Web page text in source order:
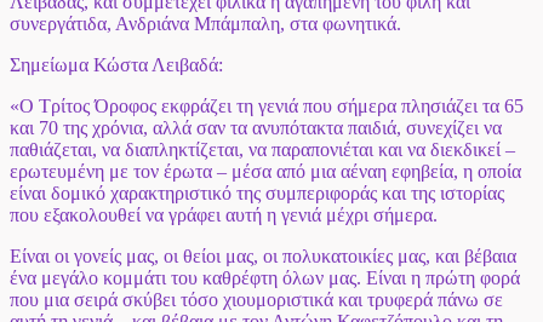
συνεργάτιδα, Ανδριάνα Μπάμπαλη, στα φωνητικά.
Σημείωμα Κώστα Λειβαδά:
«Ο Τρίτος Όροφος εκφράζει τη γενιά που σήμερα πλησιάζει τα 65
και 70 της χρόνια, αλλά σαν τα ανυπότακτα παιδιά, συνεχίζει να
παθιάζεται, να διαπληκτίζεται, να παραπονιέται και να διεκδικεί –
ερωτευμένη με τον έρωτα – μέσα από μια αέναη εφηβεία, η οποία
είναι δομικό χαρακτηριστικό της συμπεριφοράς και της ιστορίας
που εξακολουθεί να γράφει αυτή η γενιά μέχρι σήμερα.
Είναι οι γονείς μας, οι θείοι μας, οι πολυκατοικίες μας, και βέβαια
ένα μεγάλο κομμάτι του καθρέφτη όλων μας. Είναι η πρώτη φορά
που μια σειρά σκύβει τόσο χιουμοριστικά και τρυφερά πάνω σε